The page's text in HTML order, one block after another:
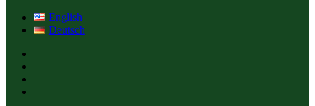
English
Deutsch